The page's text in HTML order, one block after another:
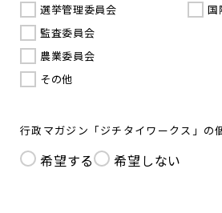
選挙管理委員会
監査委員会
農業委員会
その他
国
行政マガジン「ジチタイワークス」の
希望する 希望しない